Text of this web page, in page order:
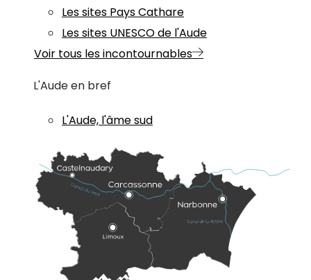
Les sites Pays Cathare
Les sites UNESCO de l'Aude
Voir tous les incontournables
L'Aude en bref
L'Aude, l'âme sud